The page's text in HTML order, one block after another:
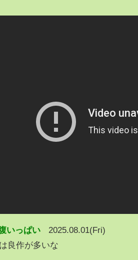
いっぱい
2025.08.01(Fri)
良作が多いな